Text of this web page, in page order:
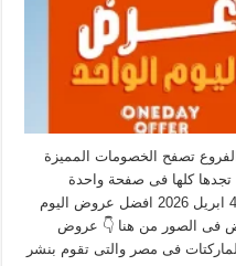
تصفح الخصومات المميزة
كلها فى صفحة واحدة
العروض الجديدة من كازيون سارية من 4 ابريل 2026 افضل عروض اليوم
فى الصور من هنا 👇 عروض
فى مصر والتى تقوم بنشر